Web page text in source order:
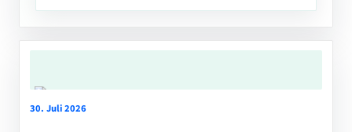
30. Juli 2026